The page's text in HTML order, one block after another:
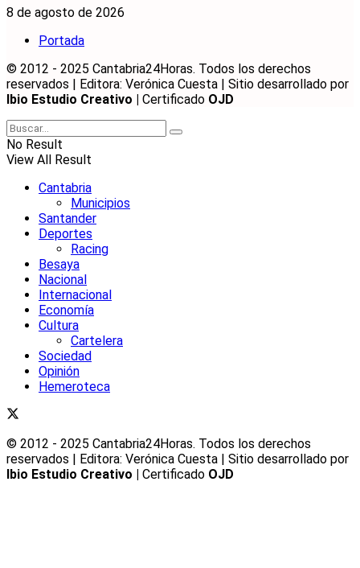
8 de agosto de 2026
Portada
© 2012 - 2025 Cantabria24Horas. Todos los derechos
reservados | Editora: Verónica Cuesta | Sitio desarrollado por
Ibio Estudio Creativo | Certificado OJD
No Result
View All Result
Cantabria
Municipios
Santander
Deportes
Racing
Besaya
Nacional
Internacional
Economía
Cultura
Cartelera
Sociedad
Opinión
Hemeroteca
© 2012 - 2025 Cantabria24Horas. Todos los derechos
reservados | Editora: Verónica Cuesta | Sitio desarrollado por
Ibio Estudio Creativo | Certificado OJD